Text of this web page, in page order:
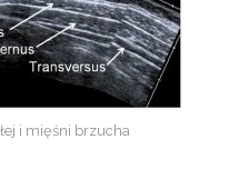
i mięśni brzucha